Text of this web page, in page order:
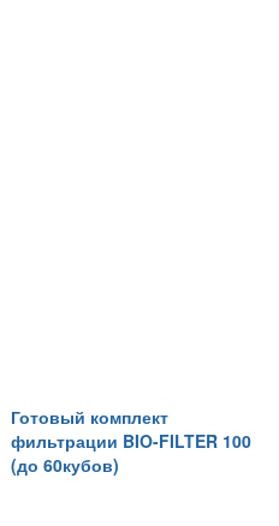
Готовый комплект
фильтрации BIO-FILTER 100
(до 60кубов)